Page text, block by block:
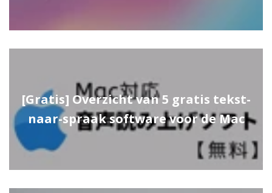
[Gratis] Overzicht van 5 gratis tekst-
naar-spraak software voor de Mac